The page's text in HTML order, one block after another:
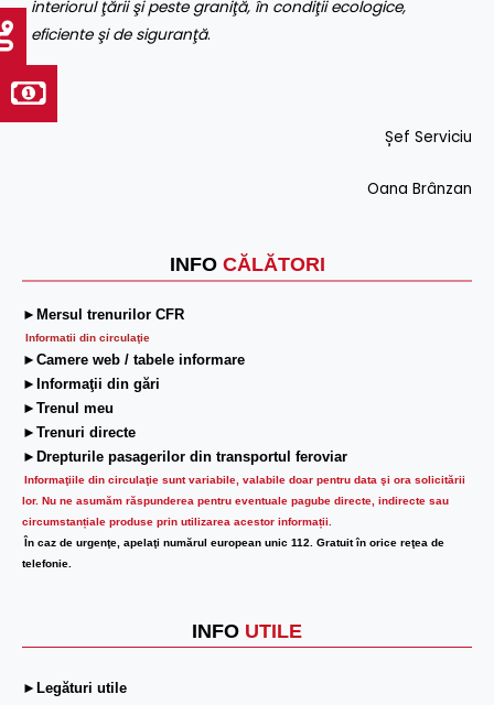
INFO CĂLĂTORI
►Mersul trenurilor CFR
Informatii din circulaţie
►Camere web / tabele informare
►Informaţii din gări
►Trenul meu
►Trenuri directe
►Drepturile pasagerilor din transportul feroviar
Informaţiile din circulaţie sunt variabile, valabile doar pentru data şi ora solicitării
lor. Nu ne asumăm răspunderea pentru eventuale pagube directe, indirecte sau
circumstanțiale produse prin utilizarea acestor informații.
În caz de urgenţe, apelaţi numărul european unic 112. Gratuit în orice reţea de
telefonie.
INFO UTILE
►Legături utile
interiorul ţării şi peste graniţă, în condiţii ecologice,
eficiente şi de siguranţă.
Șef Serviciu
Oana Brânzan